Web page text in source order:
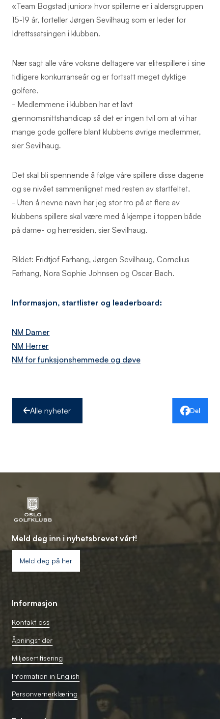
«Team Bogstad junior» hvor spillerne er i aldersgruppen
15-19 år, forteller Jørgen Sevilhaug som er leder for
Idrettssatsingen i klubben.
Nær sagt alle våre voksne deltagere var elitespillere i sine
tidligere konkurranseår og er fortsatt meget dyktige
golfere.
- Medlemmene i klubben har et lavt
gjennomsnittshandicap så det er ingen tvil om at vi har
mange gode golfere blant klubbens øvrige medlemmer,
sier Sevilhaug.
Det skal bli spennende å følge våre spillere disse dagene
og se nivået sammenlignet med resten av startfeltet.
- Uten å nevne navn har jeg stor tro på at flere av
klubbens spillere skal være med å kjempe i toppen både
på dame- og herresiden, sier Sevilhaug.
Bildet: Fridtjof Farhang, Jørgen Sevilhaug, Cornelius
Farhang, Nora Sophie Johnsen og Oscar Bach.
Informasjon, startlister og leaderboard:
NM Damer
NM Herrer
‍NM for funksjonshemmede og døve
Alle nyheter Del
Meld deg inn i nyhetsbrevet vårt!
Meld deg på her
Informasjon
Kontakt oss
Åpningstider
Miljøsertifisering
Information in English
Personvernerklæring